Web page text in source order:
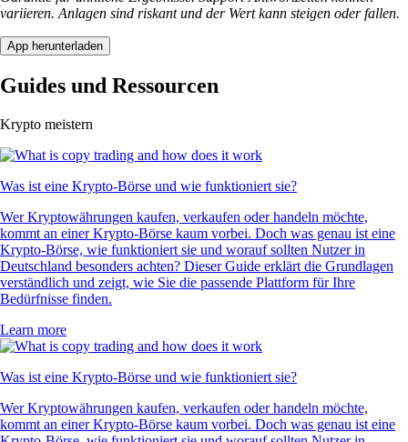
variieren. Anlagen sind riskant und der Wert kann steigen oder fallen.
App herunterladen
Guides und Ressourcen
Krypto meistern
Was ist eine Krypto-Börse und wie funktioniert sie?
Wer Kryptowährungen kaufen, verkaufen oder handeln möchte,
kommt an einer Krypto-Börse kaum vorbei. Doch was genau ist eine
Krypto-Börse, wie funktioniert sie und worauf sollten Nutzer in
Deutschland besonders achten? Dieser Guide erklärt die Grundlagen
verständlich und zeigt, wie Sie die passende Plattform für Ihre
Bedürfnisse finden.
Learn more
Was ist eine Krypto-Börse und wie funktioniert sie?
Wer Kryptowährungen kaufen, verkaufen oder handeln möchte,
kommt an einer Krypto-Börse kaum vorbei. Doch was genau ist eine